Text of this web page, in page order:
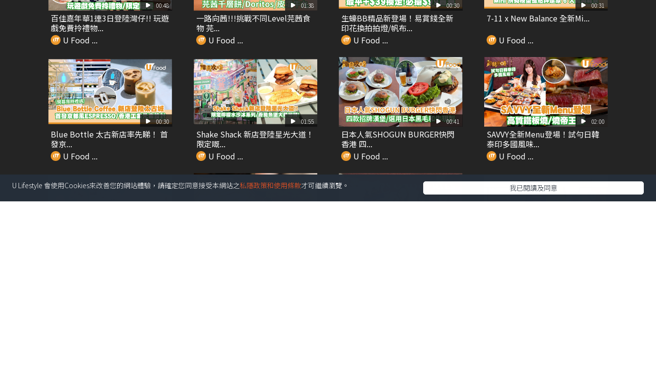
00:48
百佳嘉年華1連3日登陸灣仔!! 玩遊
戲免費拎禮物...
U Food ...
01:38
一路向茜!!!挑戰不同Level芫茜食
物 芫...
U Food ...
00:30
生蠔BB精品新登場！易賞錢全新
印花換拍拍燈/帆布...
U Food ...
00:31
7-11 x New Balance 全新Mi...
U Food ...
00:30
Blue Bottle 太古新店率先睇！ 首
發京...
U Food ...
01:55
Shake Shack 新店登陸星光大道！
限定嘅...
U Food ...
00:41
日本人氣SHOGUN BURGER快閃
香港 四...
U Food ...
02:00
SAVVY全新Menu登場！試勻日韓
泰印多國風味...
U Food ...
U Lifestyle 會使用Cookies來改善您的網站體驗，請確定您同意接受本網站之私隱政策和使用條款才可繼續瀏覽。 我已閱讀及同意